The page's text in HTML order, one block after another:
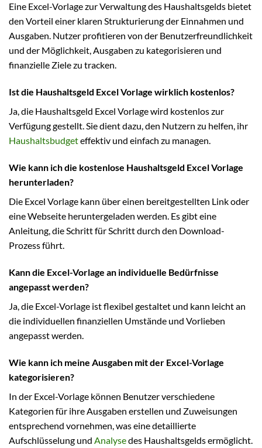
Eine Excel-Vorlage zur Verwaltung des Haushaltsgelds bietet
den Vorteil einer klaren Strukturierung der Einnahmen und
Ausgaben. Nutzer profitieren von der Benutzerfreundlichkeit
und der Möglichkeit, Ausgaben zu kategorisieren und
finanzielle Ziele zu tracken.
Ist die Haushaltsgeld Excel Vorlage wirklich kostenlos?
Ja, die Haushaltsgeld Excel Vorlage wird kostenlos zur
Verfügung gestellt. Sie dient dazu, den Nutzern zu helfen, ihr
Haushaltsbudgeteffektiv und einfach zu managen.
Wie kann ich die kostenlose Haushaltsgeld Excel Vorlage
herunterladen?
Die Excel Vorlage kann über einen bereitgestellten Link oder
eine Webseite heruntergeladen werden. Es gibt eine
Anleitung, die Schritt für Schritt durch den Download-
Prozess führt.
Kann die Excel-Vorlage an individuelle Bedürfnisse
angepasst werden?
Ja, die Excel-Vorlage ist flexibel gestaltet und kann leicht an
die individuellen finanziellen Umstände und Vorlieben
angepasst werden.
Wie kann ich meine Ausgaben mit der Excel-Vorlage
kategorisieren?
In der Excel-Vorlage können Benutzer verschiedene
Kategorien für ihre Ausgaben erstellen und Zuweisungen
entsprechend vornehmen, was eine detaillierte
Aufschlüsselung und Analysedes Haushaltsgelds ermöglicht.